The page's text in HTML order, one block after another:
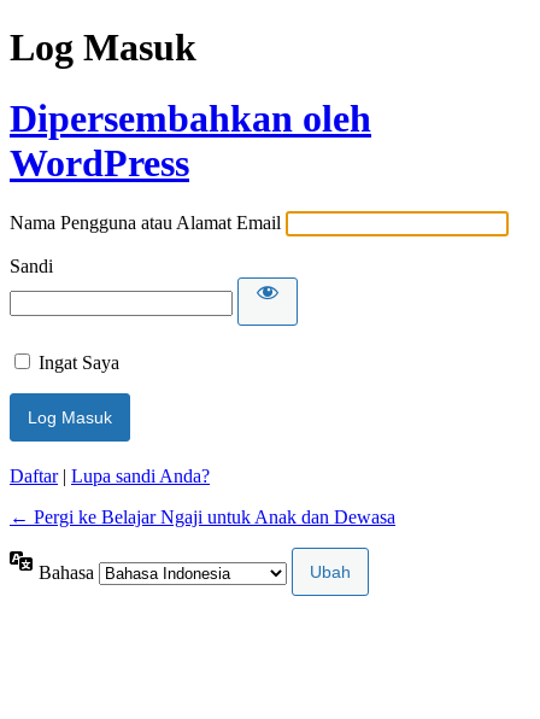
Log Masuk
Dipersembahkan oleh
WordPress
Nama Pengguna atau Alamat Email
Sandi
Ingat Saya
Daftar| Lupa sandi Anda?
← Pergi ke Belajar Ngaji untuk Anak dan Dewasa
Bahasa